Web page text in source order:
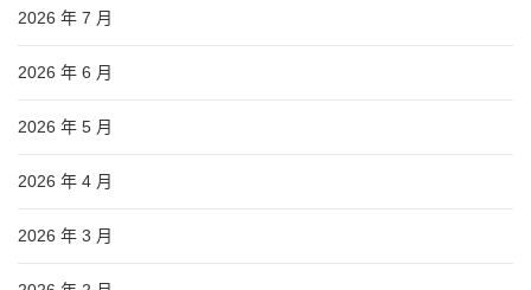
2026 年 7 月
2026 年 6 月
2026 年 5 月
2026 年 4 月
2026 年 3 月